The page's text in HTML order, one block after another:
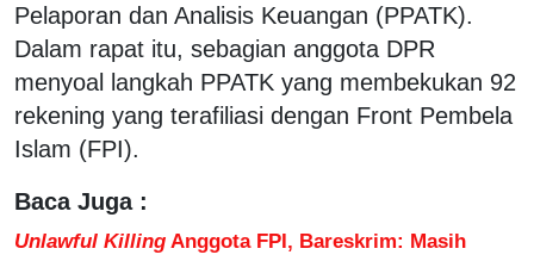
Pelaporan dan Analisis Keuangan (PPATK).
Dalam rapat itu, sebagian anggota DPR
menyoal langkah PPATK yang membekukan 92
rekening yang terafiliasi dengan Front Pembela
Islam (FPI).
Baca Juga :
Unlawful Killing Anggota FPI, Bareskrim: Masih